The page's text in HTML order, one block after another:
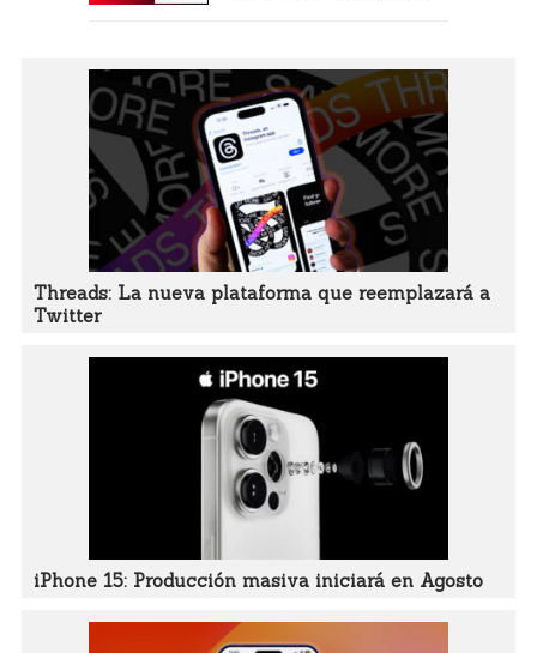
Threads: La nueva plataforma que reemplazará a
Twitter
iPhone 15: Producción masiva iniciará en Agosto